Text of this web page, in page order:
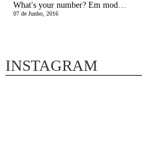
What's your number? Em modo safari
07 de Junho, 2016
INSTAGRAM